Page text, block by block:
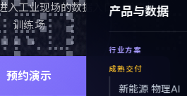
产品与数据
行业方案
成熟交付
新能源 物理AI
入工业现场的数据入口、验真场与
训练场
预约演示